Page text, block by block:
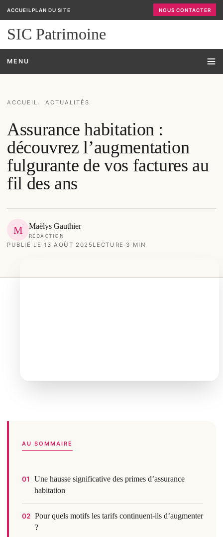
ACCUEIL PLAN DU SITE NOUS CONTACTER
SIC Patrimoine
MENU
ACCUEIL ACTUALITÉS
Assurance habitation :
découvrez l’augmentation
fulgurante de vos factures au
fil des ans
M Maëlys Gauthier
RÉDACTION
PUBLIÉ LE 13 AOÛT 2025LECTURE 3 MIN
AU SOMMAIRE
01
Une hausse significative des primes d’assurance
habitation
02 Pour quels motifs les tarifs continuent-ils d’augmenter
?